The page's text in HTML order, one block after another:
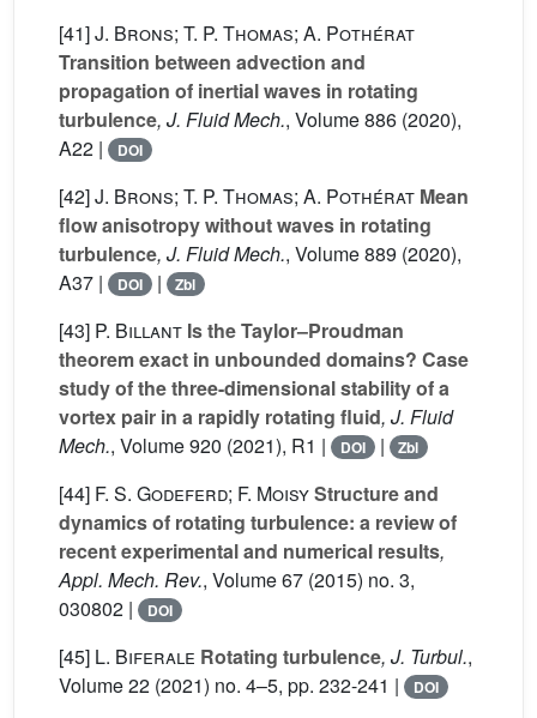
[41]J. Brons; T. P. Thomas; A. Pothérat
Transition between advection and
propagation of inertial waves in rotating
turbulence, J. Fluid Mech., Volume 886 (2020),
A22 |
DOI
[42]J. Brons; T. P. Thomas; A. Pothérat Mean
flow anisotropy without waves in rotating
turbulence, J. Fluid Mech., Volume 889 (2020),
A37 |
DOI | Zbl
[43] P. Billant Is the Taylor–Proudman
theorem exact in unbounded domains? Case
study of the three-dimensional stability of a
vortex pair in a rapidly rotating fluid, J. Fluid
Mech., Volume 920 (2021), R1 | DOI | Zbl
[44] F. S. Godeferd; F. MoisyStructure and
dynamics of rotating turbulence: a review of
recent experimental and numerical results,
Appl. Mech. Rev., Volume 67 (2015) no. 3,
030802 |
DOI
[45] L. Biferale Rotating turbulence, J. Turbul.,
Volume 22 (2021) no. 4–5, pp. 232-241 | DOI